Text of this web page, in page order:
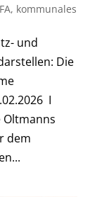
, kommunales
und
Die
I
dem